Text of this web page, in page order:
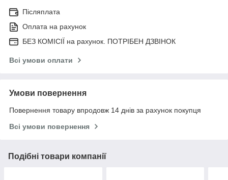
Післяплата
Оплата на рахунок
БЕЗ КОМІСІЇ на рахунок. ПОТРІБЕН ДЗВІНОК
Всі умови оплати
Умови повернення
Повернення товару впродовж 14 днів за рахунок покупця
Всі умови повернення
Подібні товари компанії